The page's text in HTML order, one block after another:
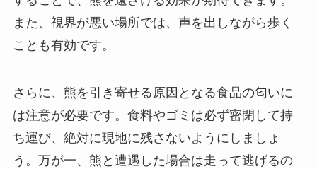
また、視界が悪い場所では、声を出しながら歩く
ことも有効です。
さらに、熊を引き寄せる原因となる食品の匂いに
は注意が必要です。食料やゴミは必ず密閉して持
ち運び、絶対に現地に残さないようにしましょ
う。万が一、熊と遭遇した場合は走って逃げるの